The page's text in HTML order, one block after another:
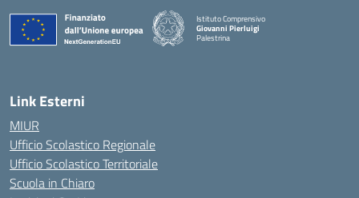
Istituto Comprensivo
Giovanni Pierluigi
Palestrina
Link Esterni
MIUR
Ufficio Scolastico Regionale
Ufficio Scolastico Territoriale
Scuola in Chiaro